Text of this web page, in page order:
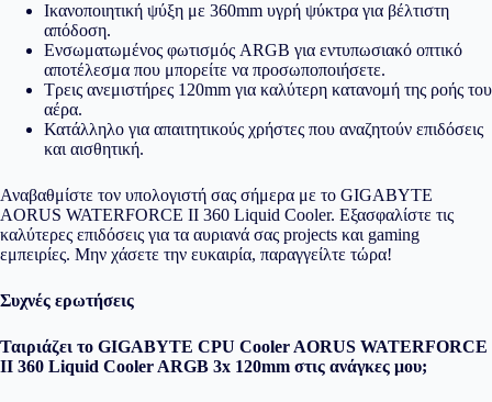
Ικανοποιητική ψύξη με 360mm υγρή ψύκτρα για βέλτιστη
απόδοση.
Ενσωματωμένος φωτισμός ARGB για εντυπωσιακό οπτικό
αποτέλεσμα που μπορείτε να προσωποποιήσετε.
Τρεις ανεμιστήρες 120mm για καλύτερη κατανομή της ροής του
αέρα.
Κατάλληλο για απαιτητικούς χρήστες που αναζητούν επιδόσεις
και αισθητική.
Αναβαθμίστε τον υπολογιστή σας σήμερα με το GIGABYTE
AORUS WATERFORCE II 360 Liquid Cooler. Εξασφαλίστε τις
καλύτερες επιδόσεις για τα αυριανά σας projects και gaming
εμπειρίες. Μην χάσετε την ευκαιρία, παραγγείλτε τώρα!
Συχνές ερωτήσεις
Ταιριάζει το GIGABYTE CPU Cooler AORUS WATERFORCE
II 360 Liquid Cooler ARGB 3x 120mm στις ανάγκες μου;